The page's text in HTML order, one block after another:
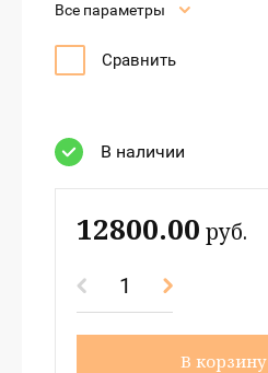
Все параметры
Сравнить
В наличии
12800.00 руб.
В корзину